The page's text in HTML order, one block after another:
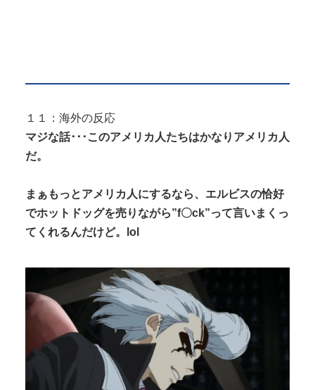
１１：海外の反応
マジな話･･･このアメリカ人たちはかなりアメリカ人
だ。
まぁもっとアメリカ人にするなら、エルビスの恰好
でホットドッグを売りながら”f〇ck”って言いまくっ
てくれるんだけど。lol